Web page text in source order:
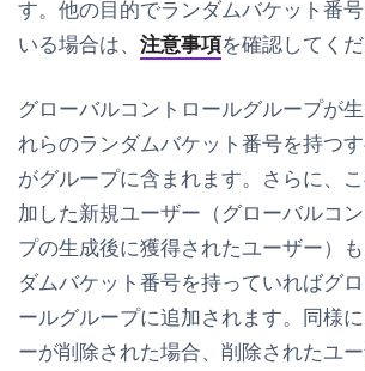
す。他の目的でランダムバケット番
いる場合は、 注意事項を確認してくだ
グローバルコントロールグループが
れらのランダムバケット番号を持つ
がグループに含まれます。さらに、
加した新規ユーザー（グローバルコ
プの生成後に獲得されたユーザー）
ダムバケット番号を持っていればグ
ールグループに追加されます。同様
ーが削除された場合、削除されたユ